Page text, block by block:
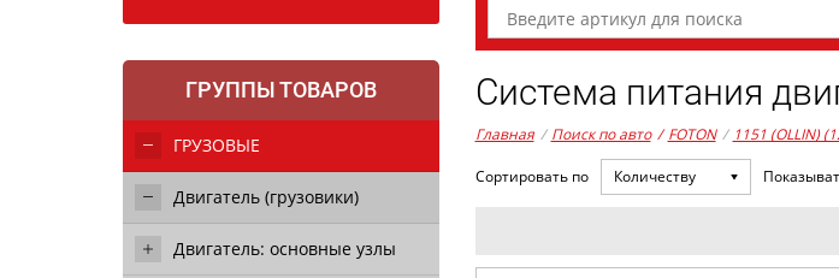
ГРУППЫ ТОВАРОВ
ГРУЗОВЫЕ
Двигатель (грузовики)
Двигатель: основные узлы
Система питания
Главная / Поиск по авто / FOTON / 1151 (OLLIN)
Сортировать по Количеству